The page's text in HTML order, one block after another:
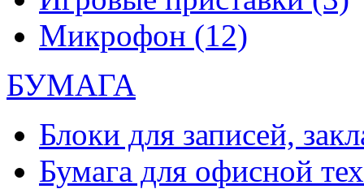
Микрофон (12)
БУМАГА
Блоки для записей,
Бумага для офисной